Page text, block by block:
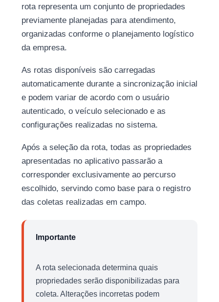
rota representa um conjunto de propriedades
previamente planejadas para atendimento,
organizadas conforme o planejamento logístico
da empresa.
As rotas disponíveis são carregadas
automaticamente durante a sincronização inicial
e podem variar de acordo com o usuário
autenticado, o veículo selecionado e as
configurações realizadas no sistema.
Após a seleção da rota, todas as propriedades
apresentadas no aplicativo passarão a
corresponder exclusivamente ao percurso
escolhido, servindo como base para o registro
das coletas realizadas em campo.
Importante
A rota selecionada determina quais
propriedades serão disponibilizadas para
coleta. Alterações incorretas podem